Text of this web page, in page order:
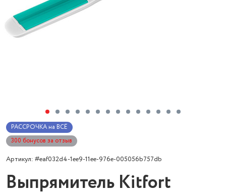
РАССРОЧКА на ВСЁ
300 бонусов за отзыв
Артикул: #eaf032d4-1ee9-11ee-976e-005056b757db
Выпрямитель Kitfort